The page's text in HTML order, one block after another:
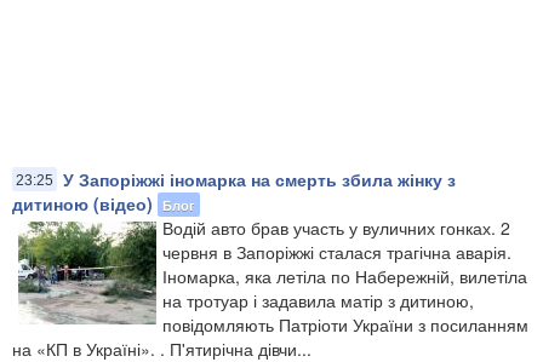
23:25
У Запоріжжі іномарка на смерть збила жінку з
дитиною (відео)
Блог
Водій авто брав участь у вуличних гонках. 2
червня в Запоріжжі сталася трагічна аварія.
Іномарка, яка летіла по Набережній, вилетіла
на тротуар і задавила матір з дитиною,
повідомляють Патріоти України з посиланням
на «КП в Україні». . П'ятирічна дівчи...